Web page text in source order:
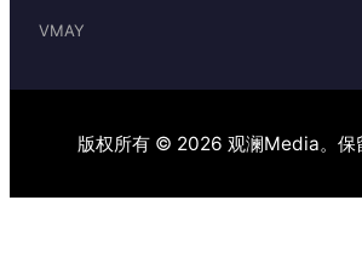
VMAY
版权所有 © 2026 观澜Media。保